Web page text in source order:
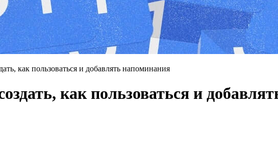
как пользоваться и добавлять напоминания
как пользоваться и